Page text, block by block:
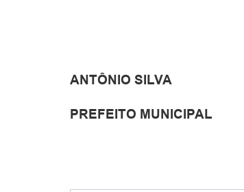
ANTÔNIO SILVA
PREFEITO MUNICIPAL